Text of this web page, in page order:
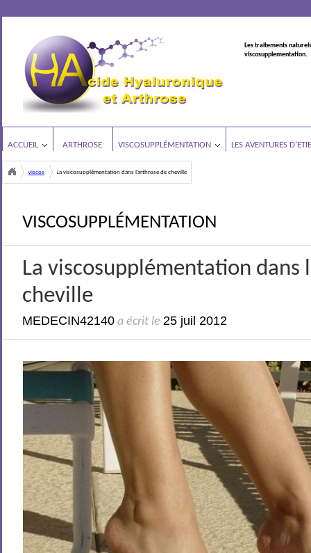
Les traitements
viscosupplementation.
ACCUEIL ARTHROSE VISCOSUPPLÉMENTATION LES AVENTURES
ViscosupplémentationLa viscosupplémentation dans l’arthrose de cheville
VISCOSUPPLÉMENTATION
La viscosupplémentation dans
cheville
MEDECIN42140 a écrit le25 juil 2012